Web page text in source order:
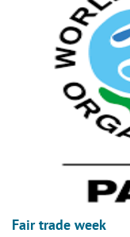
Fair trade week